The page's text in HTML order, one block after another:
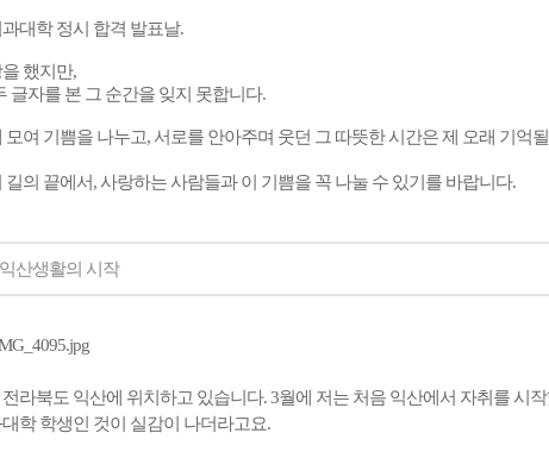
과대학 정시 합격 발표날.
했지만,
글자를 본 그 순간을 잊지 못합니다.
모여 기쁨을 나누고, 서로를 안아주며 웃던 그 따뜻한 시간은 제 오래 기억
길의 끝에서,사랑하는 사람들과 이 기쁨을 꼭 나눌 수 있기를 바랍니다.
산생활의 시작
라북도 익산에 위치하고 있습니다. 3월에 저는 처음 익산에서 자취를 시
학 학생인 것이 실감이 나더라고요.